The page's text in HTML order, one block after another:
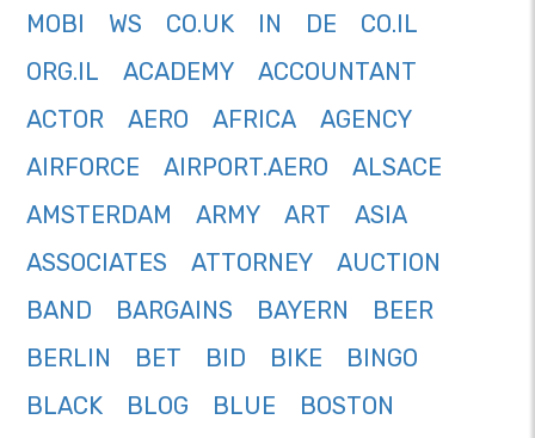
MOBI
WS CO.UK IN DE
CO.IL
ORG.IL
ACADEMY
ACCOUNTANT
ACTOR
AERO AFRICA
AGENCY
AIRFORCE
AIRPORT.AERO
ALSACE
AMSTERDAM
ARMY ART
ASIA
ASSOCIATES
ATTORNEY
AUCTION
BAND
BARGAINS BAYERN
BEER
BERLIN
BET BID BIKE
BINGO
BLACK
BLOG BLUE
BOSTON